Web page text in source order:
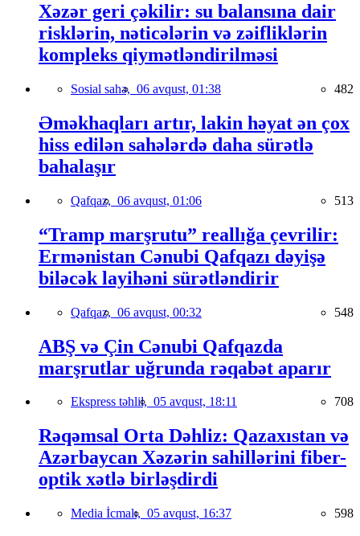
Xəzər geri çəkilir: su balansına dair
risklərin, nəticələrin və zəifliklərin
kompleks qiymətləndirilməsi
Sosial sahə, 06 avqust, 01:38 482
Əməkhaqları artır, lakin həyat ən çox
hiss edilən sahələrdə daha sürətlə
bahalaşır
Qafqaz, 06 avqust, 01:06 513
“Tramp marşrutu” reallığa çevrilir:
Ermənistan Cənubi Qafqazı dəyişə
biləcək layihəni sürətləndirir
Qafqaz, 06 avqust, 00:32 548
ABŞ və Çin Cənubi Qafqazda
marşrutlar uğrunda rəqabət aparır
Ekspress təhlil, 05 avqust, 18:11 708
Rəqəmsal Orta Dəhliz: Qazaxıstan və
Azərbaycan Xəzərin sahillərini fiber-
optik xətlə birləşdirdi
Media İcmalı, 05 avqust, 16:37 598